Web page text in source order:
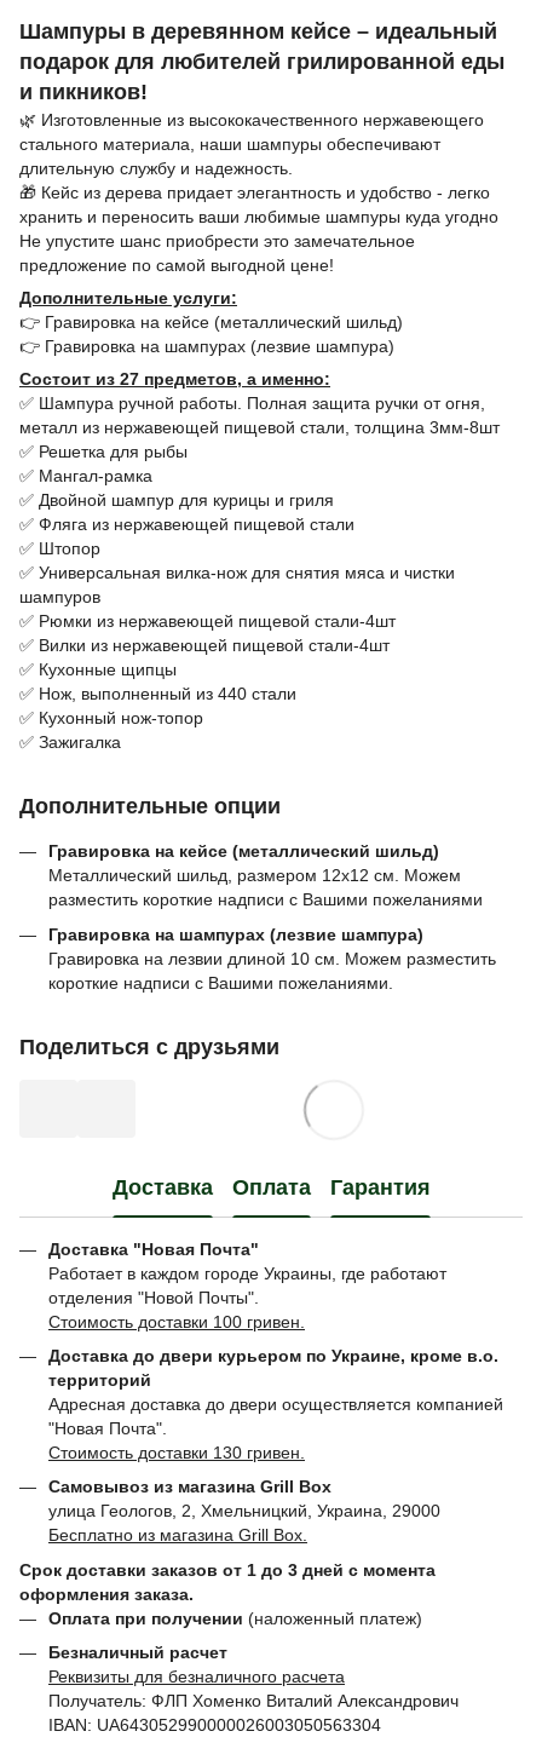
Шампуры в деревянном кейсе – идеальный
подарок для любителей грилированной еды
и пикников!
🌿 Изготовленные из высококачественного нержавеющего
стального материала, наши шампуры обеспечивают
длительную службу и надежность.
🎁 Кейс из дерева придает элегантность и удобство - легко
хранить и переносить ваши любимые шампуры куда угодно
Не упустите шанс приобрести это замечательное
предложение по самой выгодной цене!
Дополнительные услуги:
👉 Гравировка на кейсе (металлический шильд)
👉 Гравировка на шампурах (лезвие шампура)
Состоит из 27 предметов, а именно:
✅ Шампура ручной работы. Полная защита ручки от огня,
металл из нержавеющей пищевой стали, толщина 3мм-8шт
✅ Решетка для рыбы
✅ Мангал-рамка
✅ Двойной шампур для курицы и гриля
✅ Фляга из нержавеющей пищевой стали
✅ Штопор
✅ Универсальная вилка-нож для снятия мяса и чистки
шампуров
✅ Рюмки из нержавеющей пищевой стали-4шт
✅ Вилки из нержавеющей пищевой стали-4шт
✅ Кухонные щипцы
✅ Нож, выполненный из 440 стали
✅ Кухонный нож-топор
✅ Зажигалка
Дополнительные опции
Гравировка на кейсе (металлический шильд)
Металлический шильд, размером 12х12 см. Можем
разместить короткие надписи с Вашими пожеланиями
Гравировка на шампурах (лезвие шампура)
Гравировка на лезвии длиной 10 см. Можем разместить
короткие надписи с Вашими пожеланиями.
Поделиться с друзьями
Доставка Оплата Гарантия
Доставка "Новая Почта"
Работает в каждом городе Украины, где работают
отделения "Новой Почты".
Стоимость доставки 100 гривен.
Доставка до двери курьером по Украине, кроме в.о.
территорий
Адресная доставка до двери осуществляется компанией
"Новая Почта".
Стоимость доставки 130 гривен.
Самовывоз из магазина Grill Box
улица Геологов, 2, Хмельницкий, Украина, 29000
Бесплатно из магазина Grill Box.
Срок доставки заказов от 1 до 3 дней с момента
оформления заказа.
Оплата при получении (наложенный платеж)
Безналичный расчет
Реквизиты для безналичного расчета
Получатель: ФЛП Хоменко Виталий Александрович
IBAN: UA643052990000026003050563304